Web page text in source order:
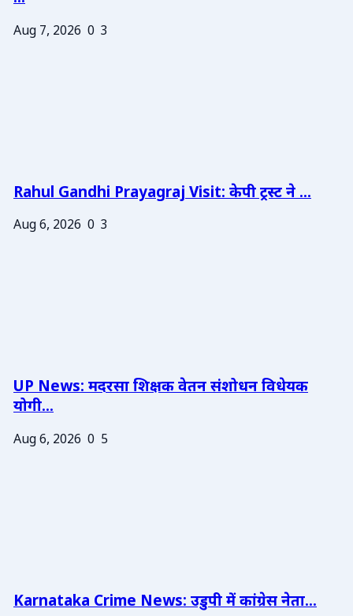
Aug 7, 2026 0 3
Rahul Gandhi Prayagraj Visit: केपी ट्रस्ट ने ...
Aug 6, 2026 0 3
UP News: मदरसा शिक्षक वेतन संशोधन विधेयक
योगी...
Aug 6, 2026 0 5
Karnataka Crime News: उडुपी में कांग्रेस नेता...